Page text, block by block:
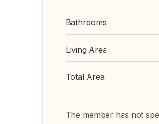
Bathrooms
Living Area
Total Area
The member has not